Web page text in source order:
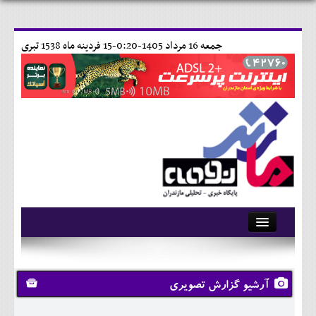
15 فردينه ماه 1538 تبری جمعه 16 مرداد 1405-0:20-
آرشیو
تماس با ما
وبلاگ
آرشیو گزارش تصویری